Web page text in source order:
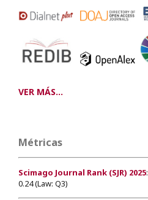
VER MÁS...
Métricas
Scimago Journal Rank (SJR) 2025:
0.24 (Law: Q3)